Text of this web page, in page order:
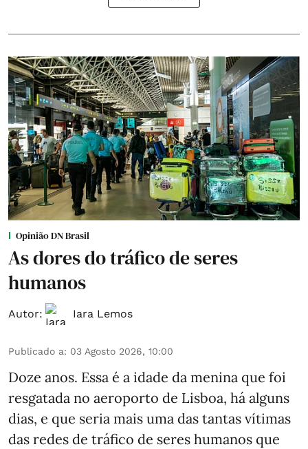
Opinião DN Brasil
As dores do tráfico de seres
humanos
Autor: Iara Lemos
Publicado a: 03 Agosto 2026, 10:00
Doze anos. Essa é a idade da menina que foi
resgatada no aeroporto de Lisboa, há alguns
dias, e que seria mais uma das tantas vítimas
das redes de tráfico de seres humanos que